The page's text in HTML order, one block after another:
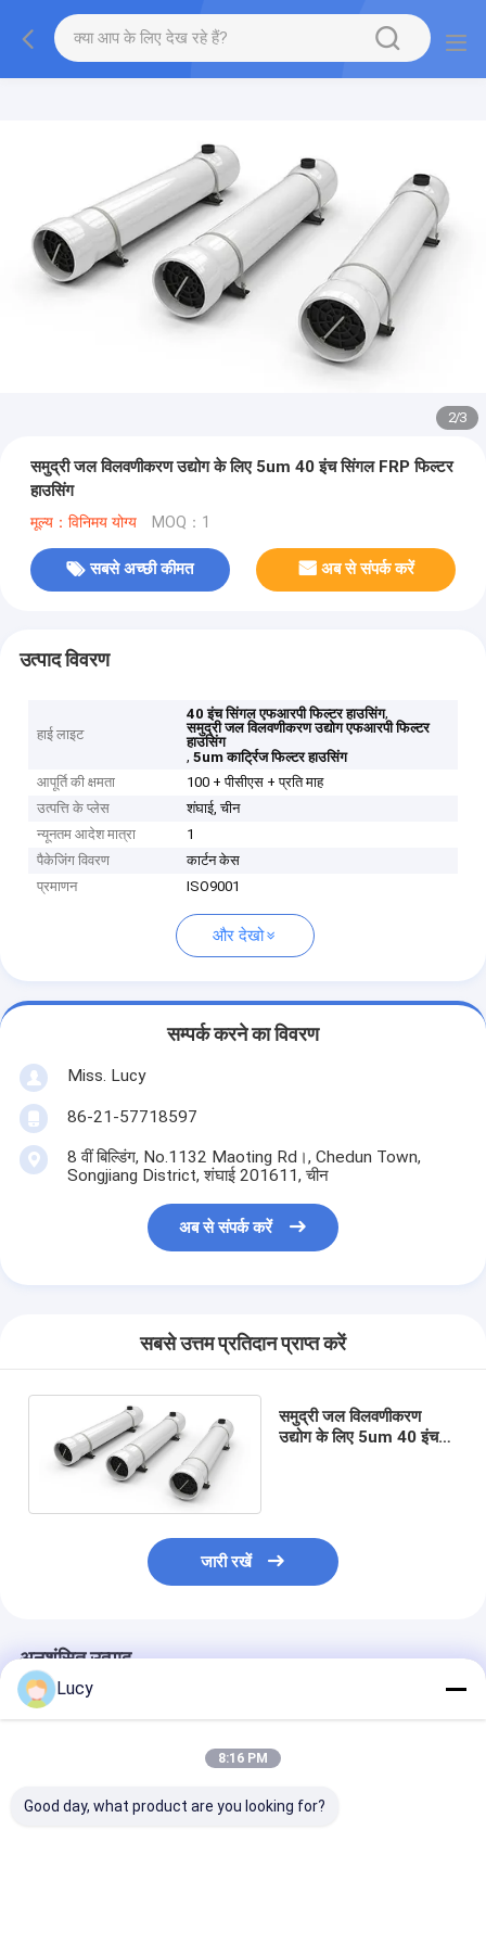
2/3
समुद्री जल विलवणीकरण उद्योग के लिए 5um 40 इंच सिंगल FRP फिल्टर
हाउसिंग
मूल्य：विनिमय योग्य MOQ：1
सबसे अच्छी कीमत अब से संपर्क करें
उत्पाद विवरण
हाई लाइट
40 इंच सिंगल एफआरपी फिल्टर हाउसिंग,
समुद्री जल विलवणीकरण उद्योग एफआरपी फिल्टर
हाउसिंग
,5um कार्ट्रिज फिल्टर हाउसिंग
आपूर्ति की क्षमता
100 + पीसीएस + प्रति माह
उत्पत्ति के प्लेस
शंघाई, चीन
न्यूनतम आदेश मात्रा
1
पैकेजिंग विवरण
कार्टन केस
प्रमाणन
ISO9001
और देखो
सम्पर्क करने का विवरण
Miss. Lucy
86-21-57718597
8 वीं बिल्डिंग, No.1132 Maoting Rd।, Chedun Town,
Songjiang District, शंघाई 201611, चीन
अब से संपर्क करें
सबसे उत्तम प्रतिदान प्राप्त करें
समुद्री जल विलवणीकरण
उद्योग के लिए 5um 40 इंच
जारी रखें
अनुशंसित उत्पाद
Lucy
8:16 PM
Good day, what product are you looking for?